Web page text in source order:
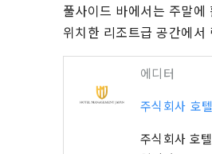
풀사이드 바에서는 주말
위치한 리조트급 공간에
에디터
주식회사 호
주식회사 호